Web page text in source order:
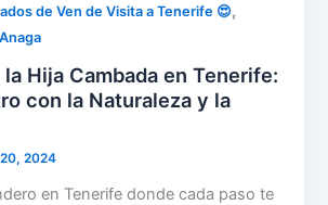
de Ven de Visita a Tenerife 😍,
Hija Cambada en Tenerife:
con la Naturaleza y la
2024
en Tenerife donde cada paso te